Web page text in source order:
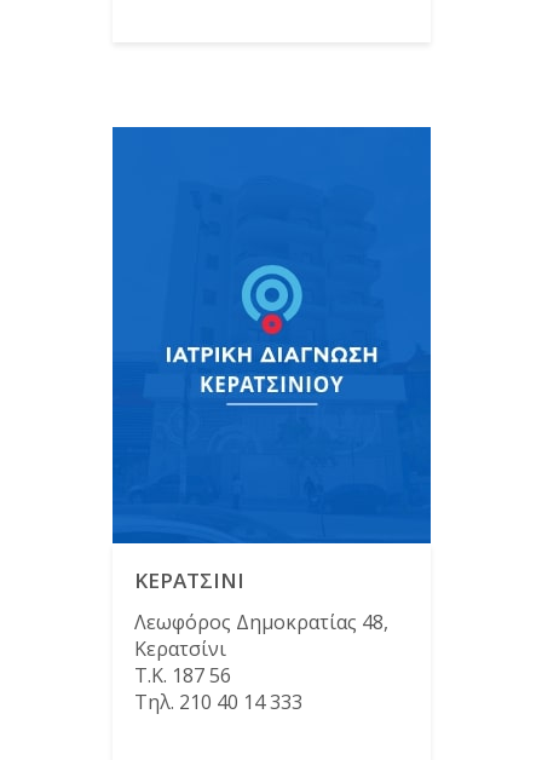
ΚΕΡΑΤΣΙΝΙ
Λεωφόρος Δημοκρατίας 48,
Κερατσίνι
Τ.Κ. 187 56
Τηλ. 210 40 14 333